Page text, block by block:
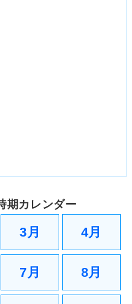
期カレンダー
3月 4月
7月 8月